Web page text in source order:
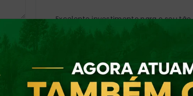
Excelente investimento para o seu
Não perca essa oportunidade! Entre
visita!